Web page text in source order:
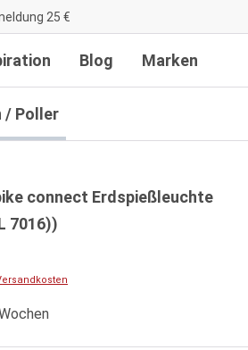
25 €
Blog Marken
/ Poller
connect Erdspießleuchte
7016))